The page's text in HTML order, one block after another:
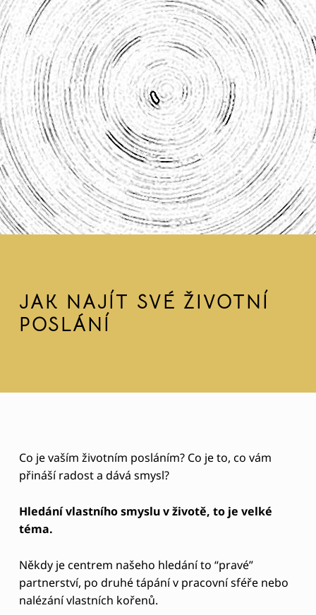
JAK NAJÍT SVÉ ŽIVOTNÍ
POSLÁNÍ
J
A
K
N
J
Í
Co je vaším životním posláním? Co je to, co vám
přináší radost a dává smysl?
Hledání vlastního smyslu v životě, to je velké
téma.
Někdy je centrem našeho hledání to “pravé”
partnerství, po druhé tápání v pracovní sféře nebo
nalézání vlastních kořenů.